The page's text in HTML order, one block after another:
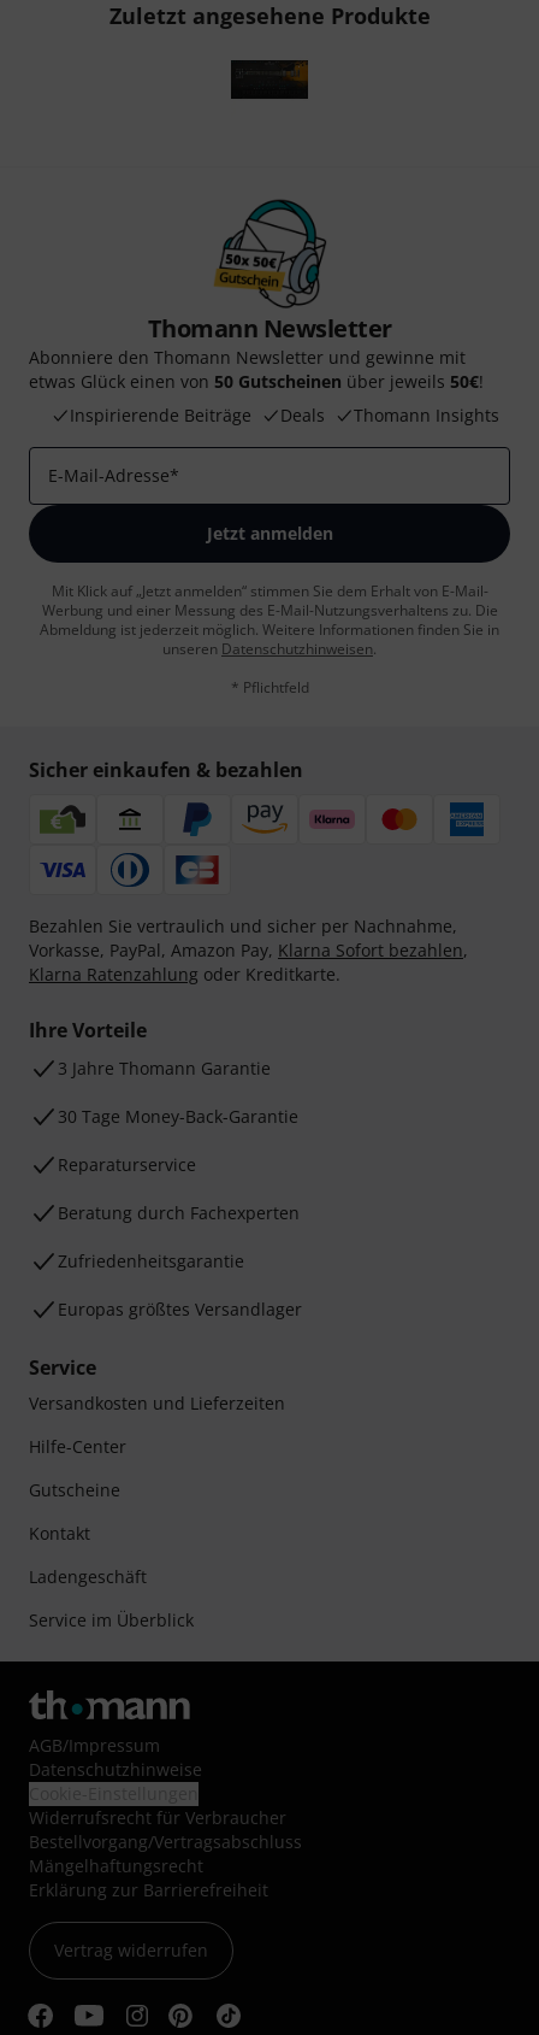
Zuletzt angesehene Produkte
Thomann Newsletter
Abonniere den Thomann Newsletter und gewinne mit
etwas Glück einen von 50 Gutscheinen über jeweils 50€!
Inspirierende Beiträge
Deals Thomann Insights
E-Mail-Adresse*
Jetzt anmelden
Mit Klick auf „Jetzt anmelden“ stimmen Sie dem Erhalt von E-Mail-
Werbung und einer Messung des E-Mail-Nutzungsverhaltens zu. Die
Abmeldung ist jederzeit möglich. Weitere Informationen finden Sie in
unseren Datenschutzhinweisen.
* Pflichtfeld
Sicher einkaufen & bezahlen
Bezahlen Sie vertraulich und sicher per Nachnahme,
Vorkasse, PayPal, Amazon Pay, Klarna Sofort bezahlen,
Klarna Ratenzahlung oder Kreditkarte.
Ihre Vorteile
3 Jahre Thomann Garantie
30 Tage Money-Back-Garantie
Reparaturservice
Beratung durch Fachexperten
Zufriedenheitsgarantie
Europas größtes Versandlager
Service
Versandkosten und Lieferzeiten
Hilfe-Center
Gutscheine
Kontakt
Ladengeschäft
Service im Überblick
AGB/Impressum
Datenschutzhinweise
Widerrufsrecht für Verbraucher
Bestellvorgang/Vertragsabschluss
Mängelhaftungsrecht
Erklärung zur Barrierefreiheit
Vertrag widerrufen